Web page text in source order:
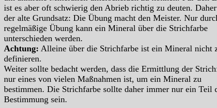
ist es aber oft schwierig den Abrieb richtig zu deuten.
der alte Grundsatz: Die Übung macht den Meister. Nur
regelmäßige Übung kann ein Mineral über die Strichfarbe
unterschieden werden.
Achtung: Alleine über die Strichfarbe ist ein Mineral nicht
definieren.
Weiter sollte bedacht werden, dass die Ermittlung der
nur eines von vielen Maßnahmen ist, um ein Mineral zu
bestimmen. Die Strichfarbe sollte daher immer nur ein Teil
Bestimmung sein.